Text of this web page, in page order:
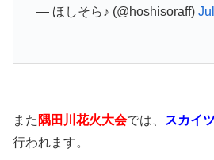
— ほしそら♪ (@hoshisoraff)
また 隅田川花火大会では、 スカイ
行われます。